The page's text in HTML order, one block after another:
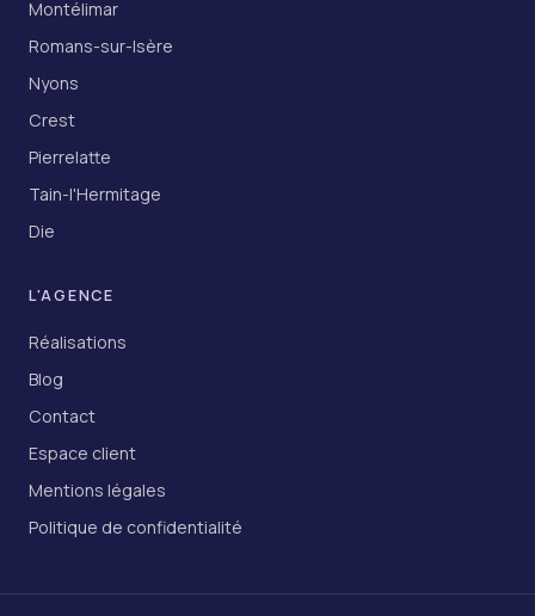
Montélimar
Romans-sur-Isère
Nyons
Crest
Pierrelatte
Tain-l'Hermitage
Die
L'AGENCE
Réalisations
Blog
Contact
Espace client
Mentions légales
Politique de confidentialité